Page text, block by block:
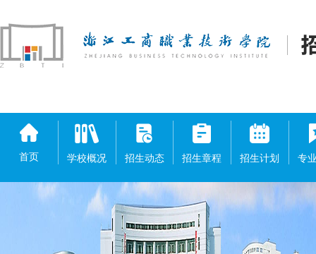
首页 学校概况 招生动态 招生章程 招生计划 专